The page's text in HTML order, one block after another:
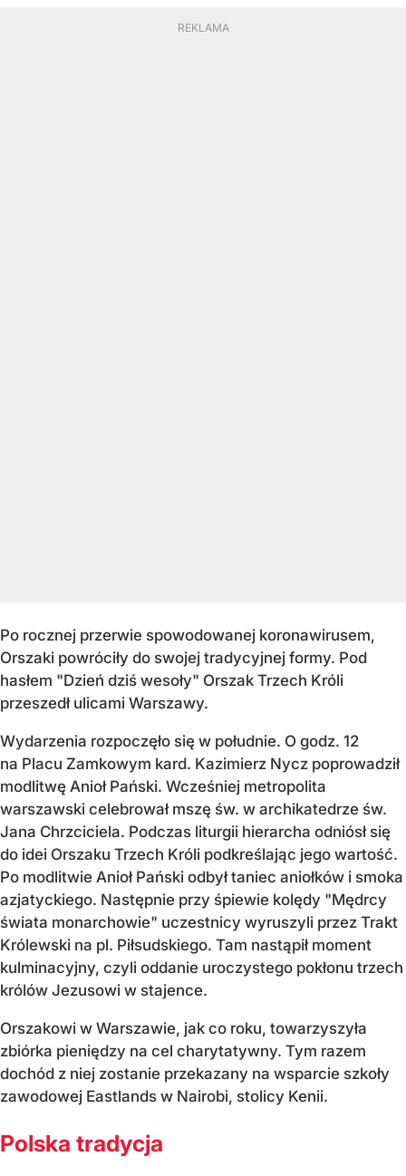
Po rocznej przerwie spowodowanej koronawirusem,
Orszaki powróciły do swojej tradycyjnej formy. Pod
hasłem "Dzień dziś wesoły" Orszak Trzech Króli
przeszedł ulicami Warszawy.
Wydarzenia rozpoczęło się w południe. O godz. 12
na Placu Zamkowym kard. Kazimierz Nycz poprowadził
modlitwę Anioł Pański. Wcześniej metropolita
warszawski celebrował mszę św. w archikatedrze św.
Jana Chrzciciela. Podczas liturgii hierarcha odniósł się
do idei Orszaku Trzech Króli podkreślając jego wartość.
Po modlitwie Anioł Pański odbył taniec aniołków i smoka
azjatyckiego. Następnie przy śpiewie kolędy "Mędrcy
świata monarchowie" uczestnicy wyruszyli przez Trakt
Królewski na pl. Piłsudskiego. Tam nastąpił moment
kulminacyjny, czyli oddanie uroczystego pokłonu trzech
królów Jezusowi w stajence.
Orszakowi w Warszawie, jak co roku, towarzyszyła
zbiórka pieniędzy na cel charytatywny. Tym razem
dochód z niej zostanie przekazany na wsparcie szkoły
zawodowej Eastlands w Nairobi, stolicy Kenii.
Polska tradycja